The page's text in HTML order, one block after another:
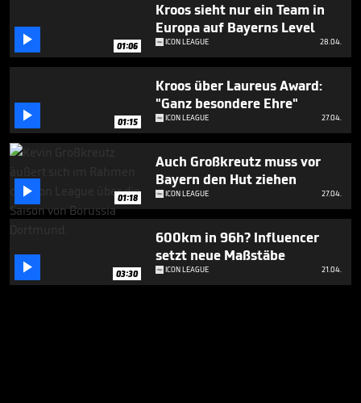
 01:06
Kroos sieht nur ein Team in
Europa auf Bayerns Level
ICON LEAGUE 28.04.
 01:15
Kroos über Laureus Award:
"Ganz besondere Ehre"
ICON LEAGUE 27.04.
 01:18
Auch Großkreutz muss vor
Bayern den Hut ziehen
ICON LEAGUE 27.04.
 03:30
600km in 96h? Influencer
setzt neue Maßstäbe
ICON LEAGUE 21.04.